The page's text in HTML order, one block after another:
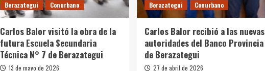
Berazategui Conurbano
Carlos Balor visitó la obra de la
futura Escuela Secundaria
Técnica N° 7 de Berazategui
13 de mayo de 2026
Berazategui Conurbano
Carlos Balor recibió a las nuevas
autoridades del Banco Provincia
de Berazategui
27 de abril de 2026